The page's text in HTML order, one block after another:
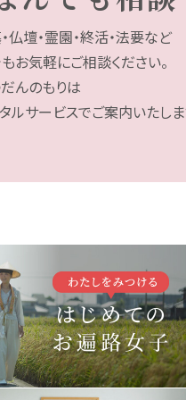
仏壇・霊園・終活・法要など
お気軽にご相談ください。
んのもりは
ルサービスでご案内いたしま